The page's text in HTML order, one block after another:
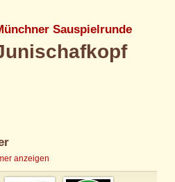
Sauspielrunde
anzeigen